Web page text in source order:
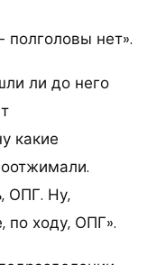
полголовы нет».
ли до него
какие
ОПГ. Ну,
по ходу, ОПГ».